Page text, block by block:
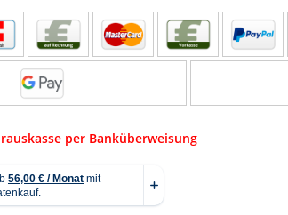
per Banküberweisung